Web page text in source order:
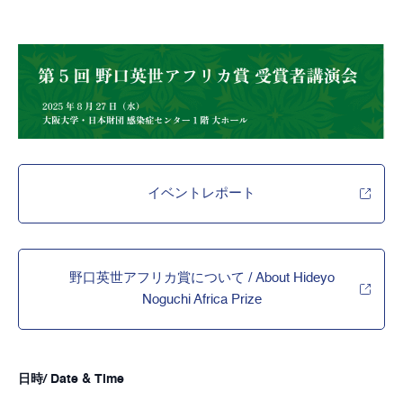
イベントレポート
野口英世アフリカ賞について / About Hideyo
Noguchi Africa Prize
日時/ Date & Time